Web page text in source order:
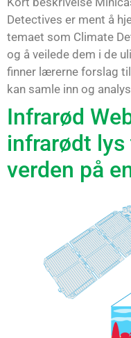
Detectives er ment å
temaet som Climate
og å veilede dem i de
finner lærerne forslag
kan samle inn og
Infrarød
infrarødt lys
verden på